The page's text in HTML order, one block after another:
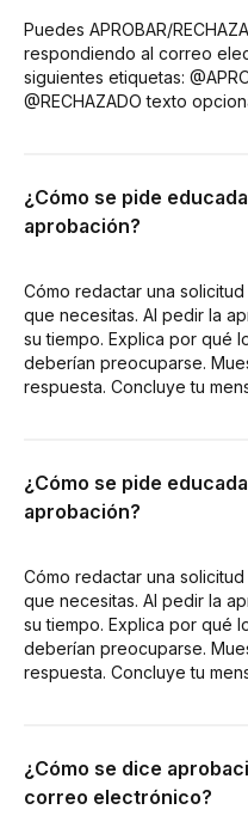
Puedes APROBAR/
respondiendo al correo
siguientes etiquetas:
@RECHAZADO texto
¿Cómo se pide
aprobación?
Cómo redactar una
que necesitas. Al pedir la
su tiempo. Explica por qué
deberían preocuparse.
respuesta. Concluye tu
¿Cómo se pide
aprobación?
Cómo redactar una
que necesitas. Al pedir la
su tiempo. Explica por qué
deberían preocuparse.
respuesta. Concluye tu
¿Cómo se dice
correo electrónico?